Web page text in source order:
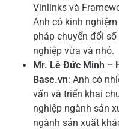
Vinlinks và
Anh có kinh
pháp chuyển đổi số
nghiệp vừa và nhỏ.
Mr. Lê Đức Minh –
Base.vn: Anh có
vấn và triển khai
nghiệp ngành sản
ngành sản xuất